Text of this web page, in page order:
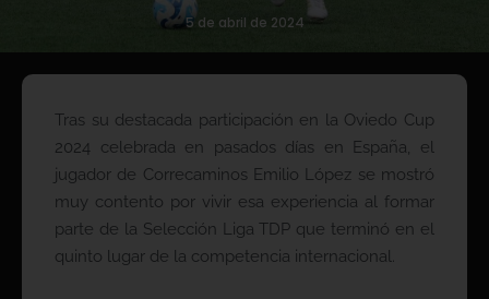
5 de abril de 2024
Tras su destacada participación en la Oviedo Cup
2024 celebrada en pasados días en España, el
jugador de Correcaminos Emilio López se mostró
muy contento por vivir esa experiencia al formar
parte de la Selección Liga TDP que terminó en el
quinto lugar de la competencia internacional.